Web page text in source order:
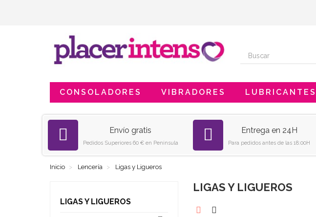
CONSOLADORES VIBRADORES LUBRICANTES
Envío gratis
Pedidos Superiores 60 € en Peninsula
Entrega en 24H
Para pedidos antes de las 18:00H
Inicio Lencería Ligas y Ligueros
LIGAS Y LIGUEROS
LIGAS Y LIGUEROS